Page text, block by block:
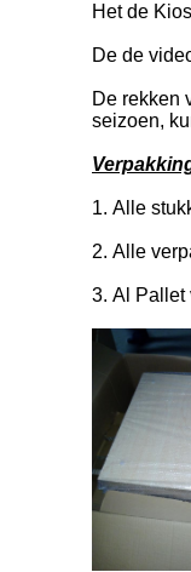
Het de
De de
De rekken
seizoen,
1. Alle
2. Alle
3. Al Pallet